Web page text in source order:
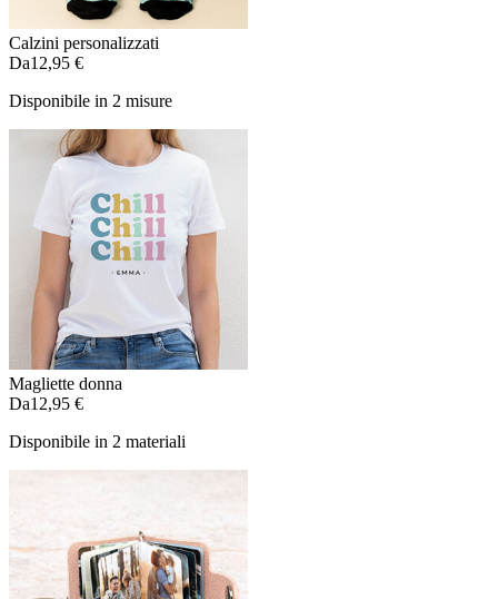
Calzini personalizzati
Da12,95 €
Disponibile in 2 misure
Magliette donna
Da12,95 €
Disponibile in 2 materiali